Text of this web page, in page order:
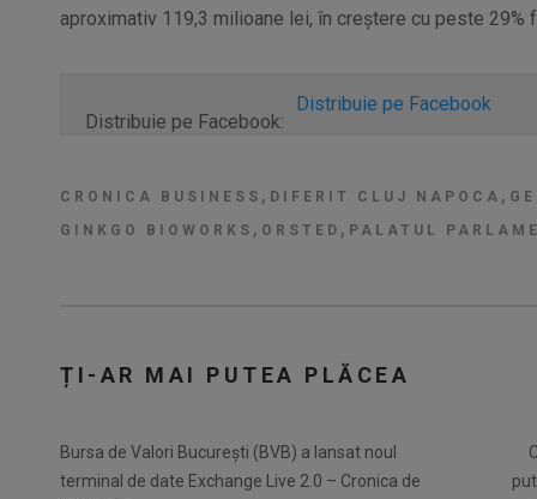
aproximativ 119,3 milioane lei, în creştere cu peste 29%
Distribuie pe Facebook:
Distribuie pe Facebook
CRONICA BUSINESS , DIFERIT CLUJ NAPOCA ,
GINKGO BIOWORKS , ORSTED , PALATUL
ȚI-AR MAI PUTEA PLĂCEA
Bursa de Valori București (BVB) a lansat noul
terminal de date Exchange Live 2.0 – Cronica de